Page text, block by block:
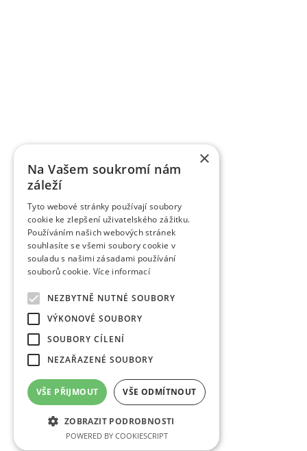
×
Na Vašem soukromí nám
záleží
Tyto webové stránky používají soubory
cookie ke zlepšení uživatelského zážitku.
Používáním našich webových stránek
souhlasíte se všemi soubory cookie v
souladu s našimi zásadami používání
souborů cookie. Více informací
NEZBYTNĚ NUTNÉ SOUBORY
VÝKONOVÉ SOUBORY
SOUBORY CÍLENÍ
NEZAŘAZENÉ SOUBORY
VŠE PŘIJMOUT VŠE ODMÍTNOUT
ZOBRAZIT PODROBNOSTI
POWERED BY COOKIESCRIPT